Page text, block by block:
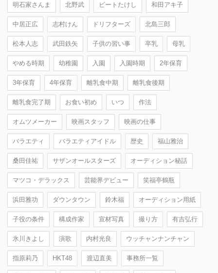
明石家さんま 北野武 ビートたけし 和田アキ子
中居正広 志村けん ドリフターズ 北島三郎
松本人志 武田鉄矢 子供の習い事 卒乳 母乳
やめる時期 幼稚園 入園 入園時期 2年保育
3年保育 4年保育 離乳食中期 離乳食後期
離乳食完了期 お食い初め いつ 作法
オムツメーカー 映画スタッフ 映画の仕事
バラエティ バラエティアイドル 歴史 福山雅治
桑田佳祐 サザンオールスターズ オーディション秘話
マツコ・デラックス 芸能界デビュー 笑福亭鶴瓶
浜田雅功 ダウンタウン 鈴木福 オーディション用紙
子役の条件 構成作家 宣材写真 撮り方 有吉弘行
氷川きよし 演歌 内村光良 ウッチャンナンチャン
指原莉乃 HKT48 渡辺直美 事務所一覧